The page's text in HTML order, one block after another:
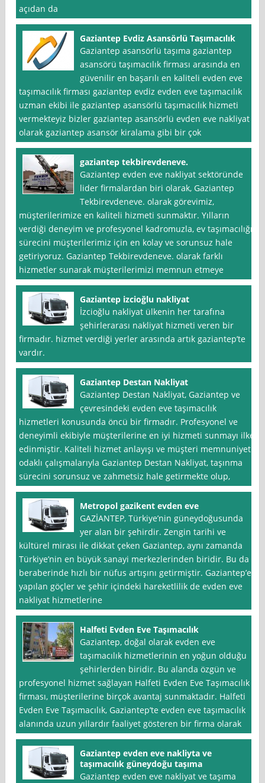
açıdan da
Gaziantep Evdiz Asansörlü Taşımacılık
Gaziantep asansörlü taşıma gaziantep
asansörü taşımacılık firması arasında en
güvenilir en başarılı en kaliteli evden eve
taşımacılık firması gaziantep evdiz evden eve taşımacılık
uzman ekibi ile gaziantep asansörlü taşımacılık hizmeti
vermekteyiz bizler gaziantep asansörlü evden eve nakliyat
olarak gaziantep asansör kiralama gibi bir çok
gaziantep tekbirevdeneve.
Gaziantep evden eve nakliyat sektöründe
lider firmalardan biri olarak, Gaziantep
Tekbirevdeneve. olarak görevimiz,
müşterilerimize en kaliteli hizmeti sunmaktır. Yılların
verdiği deneyim ve profesyonel kadromuzla, ev taşımacılığı
sürecini müşterilerimiz için en kolay ve sorunsuz hale
getiriyoruz. Gaziantep Tekbirevdeneve. olarak farklı
hizmetler sunarak müşterilerimizi memnun etmeye
Gaziantep izcioğlu nakliyat
İzcioğlu nakliyat ülkenin her tarafına
şehirlerarası nakliyat hizmeti veren bir
firmadır. hizmet verdiği yerler arasında artık gaziantep’te
vardır.
Gaziantep Destan Nakliyat
Gaziantep Destan Nakliyat, Gaziantep ve
çevresindeki evden eve taşımacılık
hizmetleri konusunda öncü bir firmadır. Profesyonel ve
deneyimli ekibiyle müşterilerine en iyi hizmeti sunmayı ilke
edinmiştir. Kaliteli hizmet anlayışı ve müşteri memnuniyeti
odaklı çalışmalarıyla Gaziantep Destan Nakliyat, taşınma
sürecini sorunsuz ve zahmetsiz hale getirmekte olup,
Metropol gazikent evden eve
GAZİANTEP, Türkiye’nin güneydoğusunda
yer alan bir şehirdir. Zengin tarihi ve
kültürel mirası ile dikkat çeken Gaziantep, aynı zamanda
Türkiye’nin en büyük sanayi merkezlerinden biridir. Bu da
beraberinde hızlı bir nüfus artışını getirmiştir. Gaziantep’e
yapılan göçler ve şehir içindeki hareketlilik de evden eve
nakliyat hizmetlerine
Halfeti Evden Eve Taşımacılık
Gaziantep, doğal olarak evden eve
taşımacılık hizmetlerinin en yoğun olduğu
şehirlerden biridir. Bu alanda özgün ve
profesyonel hizmet sağlayan Halfeti Evden Eve Taşımacılık
firması, müşterilerine birçok avantaj sunmaktadır. Halfeti
Evden Eve Taşımacılık, Gaziantep’te evden eve taşımacılık
alanında uzun yıllardır faaliyet gösteren bir firma olarak
Gaziantep evden eve nakliyta ve
taşımacılık güneydoğu taşıma
Gaziantep evden eve nakliyat ve taşıma